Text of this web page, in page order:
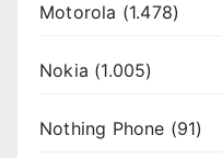
Motorola (1.478)
Nokia (1.005)
Nothing Phone (91)